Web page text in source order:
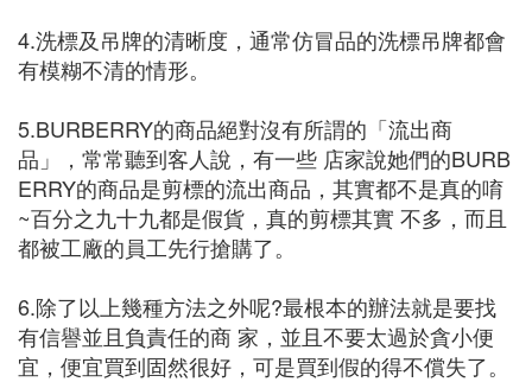
4.洗標及吊牌的清晰度，通常仿冒品的洗標吊牌都會
有模糊不清的情形。
5.BURBERRY的商品絕對沒有所謂的「流出商
品」，常常聽到客人說，有一些 店家說她們的BURB
ERRY的商品是剪標的流出商品，其實都不是真的唷
~百分之九十九都是假貨，真的剪標其實 不多，而且
都被工廠的員工先行搶購了。
6.除了以上幾種方法之外呢?最根本的辦法就是要找
有信譽並且負責任的商 家，並且不要太過於貪小便
宜，便宜買到固然很好，可是買到假的得不償失了。